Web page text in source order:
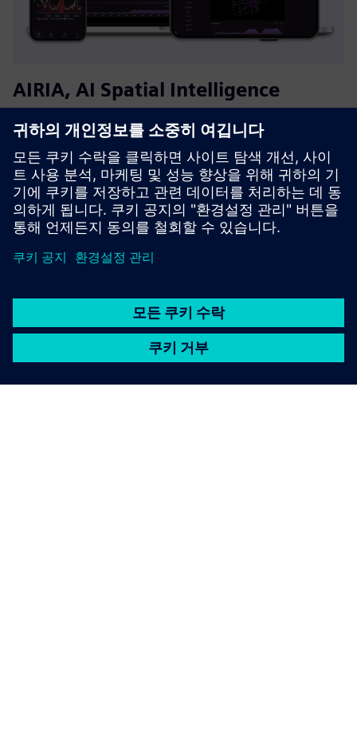
AIRIA, AI Spatial Intelligence
AIRIA는 대학을 위한 공간 지능 소프트웨어로, 실시간 점유
과부하가 걸린 공간을 보여주기 때문에 시설과 에너지 팀이
새 하드웨어 없이도 공간을 최적화하고 비용을 줄이고 지속
가능성 이니셔티브를 지원할 수 있어요.
자세히 알아보기